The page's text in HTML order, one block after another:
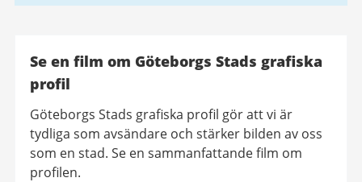
Se en film om Göteborgs Stads grafiska
profil
Göteborgs Stads grafiska profil gör att vi är
tydliga som avsändare och stärker bilden av oss
som en stad. Se en sammanfattande film om
profilen.